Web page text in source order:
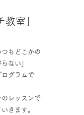
室」
もどこかの
ない」
ログラムで
レッスンで
きます。